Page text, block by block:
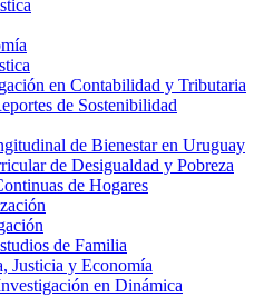
en Contabilidad y Tributaria
de Sostenibilidad
de Bienestar en Uruguay
de Desigualdad y Pobreza
de Hogares
de Familia
Justicia y Economía
en Dinámica